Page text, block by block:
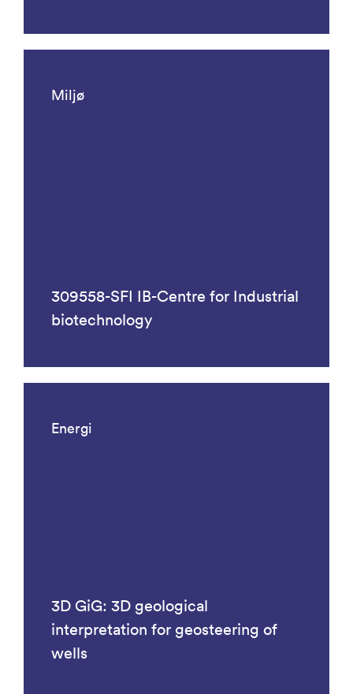
Miljø
309558-SFI IB-Centre for Industrial
biotechnology
Energi
3D GiG: 3D geological
interpretation for geosteering of
wells